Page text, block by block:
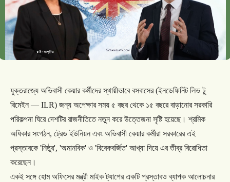
যুক্তরাজ্যে অভিবাসী কেয়ার কর্মীদের স্থায়ীভাবে বসবাসের(ইনডেফিনিট লিভ টু
রিমেইন — ILR) জন্য অপেক্ষার সময় ৫ বছর থেকে ১৫ বছরে বাড়ানোর সরকারি
পরিকল্পনা ঘিরে দেশটির রাজনীতিতে নতুন করে উত্তেজনা সৃষ্টি হয়েছে। শ্রমিক
অধিকার সংগঠন, ট্রেড ইউনিয়ন এবং অভিবাসী কেয়ার কর্মীরা সরকারের এই
প্রস্তাবকে 'নিষ্ঠুর', 'অমানবিক' ও 'বিবেকবর্জিত' আখ্যা দিয়ে এর তীব্র বিরোধিতা
করেছেন।
একই সঙ্গে হোম অফিসের মন্ত্রী মাইক ট্যাপের একটি প্রস্তাবও ব্যাপক আলোচনার